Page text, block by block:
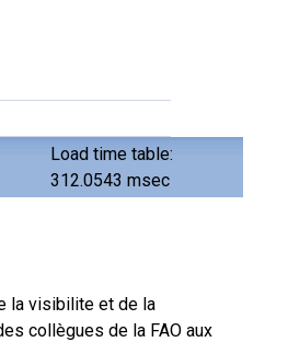
Load time table:
312.0543 msec
la visibilite et de la
collègues de la FAO aux